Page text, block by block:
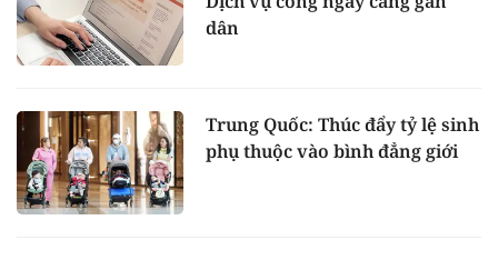
dân
Trung Quốc: Thúc đẩy tỷ lệ sinh
phụ thuộc vào bình đẳng giới